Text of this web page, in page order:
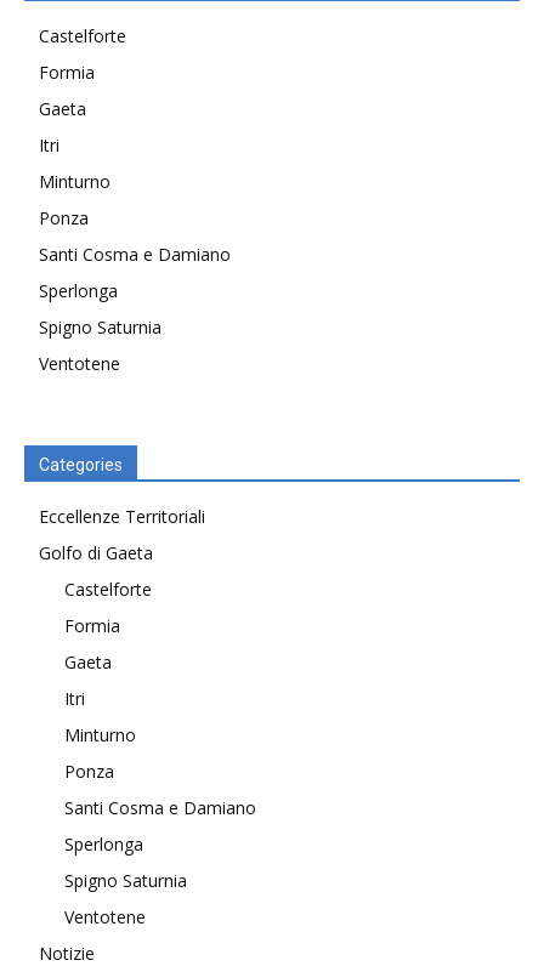
Castelforte
Formia
Gaeta
Itri
Minturno
Ponza
Santi Cosma e Damiano
Sperlonga
Spigno Saturnia
Ventotene
Categories
Eccellenze Territoriali
Golfo di Gaeta
Castelforte
Formia
Gaeta
Itri
Minturno
Ponza
Santi Cosma e Damiano
Sperlonga
Spigno Saturnia
Ventotene
Notizie